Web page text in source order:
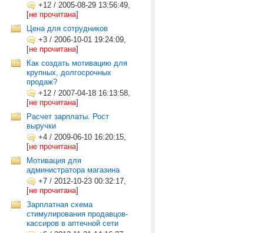
+12 / 2005-08-29 13:56:49,
[не прочитана]
Цена для сотрудников
+3 / 2006-10-01 19:24:09,
[не прочитана]
Как создать мотивацию для
крупных, долгосрочных
продаж?
+12 / 2007-04-18 16:13:58,
[не прочитана]
Расчет зарплаты. Рост
выручки
+4 / 2009-06-10 16:20:15,
[не прочитана]
Мотивация для
администратора магазина
+7 / 2012-10-23 00:32:17,
[не прочитана]
Зарплатная схема
стимулирования продавцов-
кассиров в аптечной сети